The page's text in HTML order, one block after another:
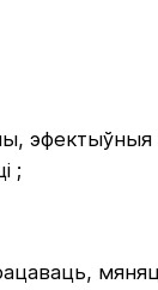
эфектыўныя
;